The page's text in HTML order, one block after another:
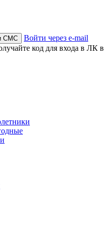
СМС
Войти через e-mail
код для входа в ЛК в